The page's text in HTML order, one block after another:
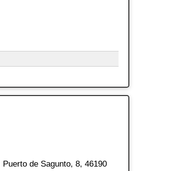
de Sagunto, 8, 46190